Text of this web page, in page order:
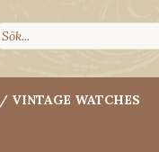
VINTAGE WATCHES